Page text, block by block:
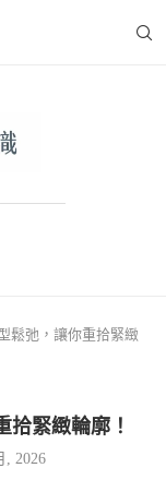
鬆弛，讓你重拾緊緻
拾緊緻輪廓！
, 2026